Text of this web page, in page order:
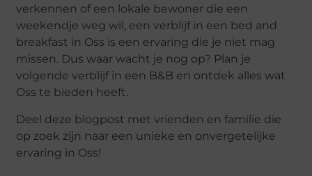
verkennen of een lokale bewoner die een
weekendje weg wil, een verblijf in een bed and
breakfast in Oss is een ervaring die je niet mag
missen. Dus waar wacht je nog op? Plan je
volgende verblijf in een B&B en ontdek alles wat
Oss te bieden heeft.
Deel deze blogpost met vrienden en familie die
op zoek zijn naar een unieke en onvergetelijke
ervaring in Oss!